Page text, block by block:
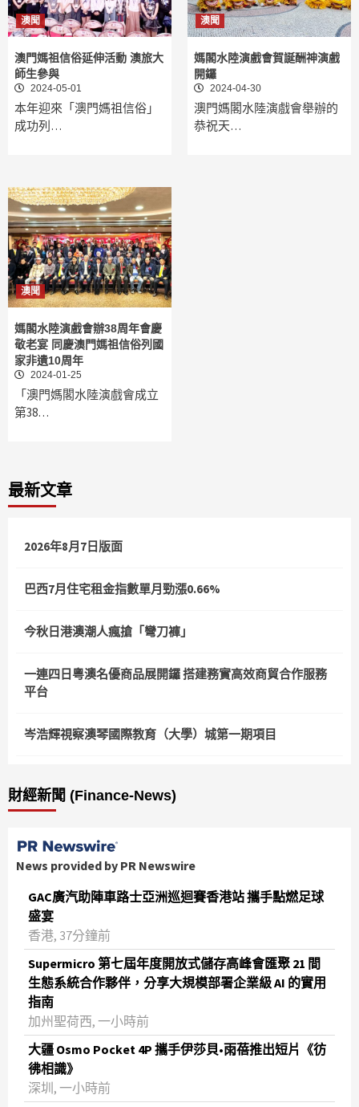
澳聞
澳門媽祖信俗延伸活動 澳旅大
師生參與
2024-05-01
本年迎來「澳門媽祖信俗」
成功列…
澳聞
媽閣水陸演戲會賀誕酬神演戲
開鑼
2024-04-30
澳門媽閣水陸演戲會舉辦的
恭祝天…
澳聞
媽閣水陸演戲會辦38周年會慶
敬老宴 同慶澳門媽祖信俗列國
家非遺10周年
2024-01-25
「澳門媽閣水陸演戲會成立
第38…
最新文章
2026年8月7日版面
巴西7月住宅租金指數單月勁漲0.66%
今秋日港澳潮人瘋搶「彎刀褲」
一連四日粵澳名優商品展開鑼 搭建務實高效商貿合作服務
平台
岑浩輝視察澳琴國際教育（大學）城第一期項目
財經新聞 (Finance-News)
News provided by PR Newswire
GAC廣汽助陣車路士亞洲巡迴賽香港站 攜手點燃足球
盛宴
香港, 37分鐘前
Supermicro 第七屆年度開放式儲存高峰會匯聚 21 間
生態系統合作夥伴，分享大規模部署企業級 AI 的實用
指南
加州聖荷西, 一小時前
大疆 Osmo Pocket 4P 攜手伊莎貝•雨蓓推出短片《彷
彿相識》
深圳, 一小時前